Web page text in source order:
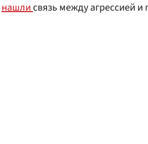
нашлисвязь между агрессией